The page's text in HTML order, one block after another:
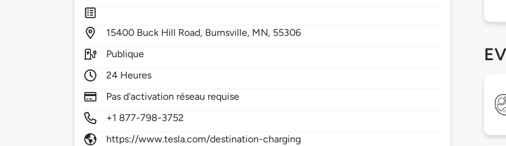
15400 Buck Hill Road, Burnsville, MN, 55306
Publique
24 Heures
Pas d'activation réseau requise
+1 877-798-3752
https://www.tesla.com/destination-charging